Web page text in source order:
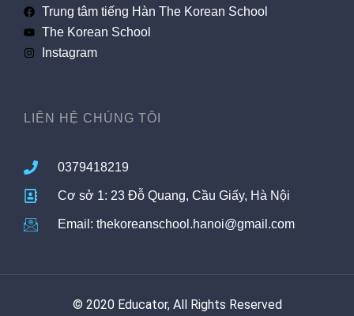
Trung tâm tiếng Hàn The Korean School
The Korean School
Instagram
LIÊN HỆ CHÚNG TÔI
0379418219
Cơ sở 1: 23 Đỗ Quang, Cầu Giấy, Hà Nội
Email: thekoreanschool.hanoi@gmail.com
© 2020 Educator, All Rights Reserved